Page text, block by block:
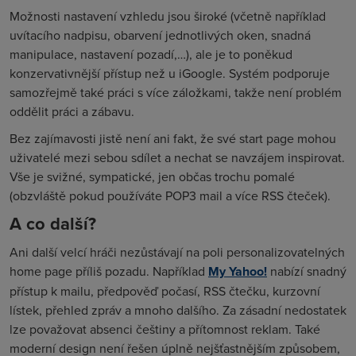
Možnosti nastavení vzhledu jsou široké (včetně například
uvítacího nadpisu, obarvení jednotlivých oken, snadná
manipulace, nastavení pozadí,…), ale je to poněkud
konzervativnější přístup než u iGoogle. Systém podporuje
samozřejmě také práci s více záložkami, takže není problém
oddělit práci a zábavu.
Bez zajímavosti jistě není ani fakt, že své start page mohou
uživatelé mezi sebou sdílet a nechat se navzájem inspirovat.
Vše je svižné, sympatické, jen občas trochu pomalé
(obzvláště pokud používáte POP3 mail a více RSS čteček).
A co další?
Ani další velcí hráči nezůstávají na poli personalizovatelných
home page příliš pozadu. Například My Yahoo! nabízí snadný
přístup k mailu, předpověď počasí, RSS čtečku, kurzovní
lístek, přehled zpráv a mnoho dalšího. Za zásadní nedostatek
lze považovat absenci češtiny a přítomnost reklam. Také
moderní design není řešen úplně nejšťastnějším způsobem,